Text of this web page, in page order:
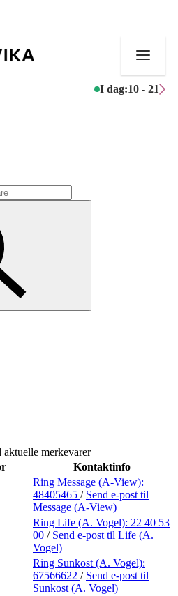
I dag:10 - 21
aktuelle merkevarer
Kontaktinfo
Ring Message (A-View):
48405465 / Send e-post til
Message (A-View)
Ring Life (A. Vogel): 22 40 53
00 / Send e-post til Life (A.
Vogel)
Ring Sunkost (A. Vogel):
67566622 / Send e-post til
Sunkost (A. Vogel)